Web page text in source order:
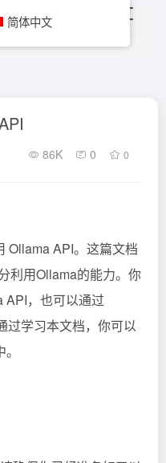
86K 0 0
OllamaAPI。这篇文档
利用Ollama的能力。你
API，也可以通过
过学习本文档，你可以
简体中文